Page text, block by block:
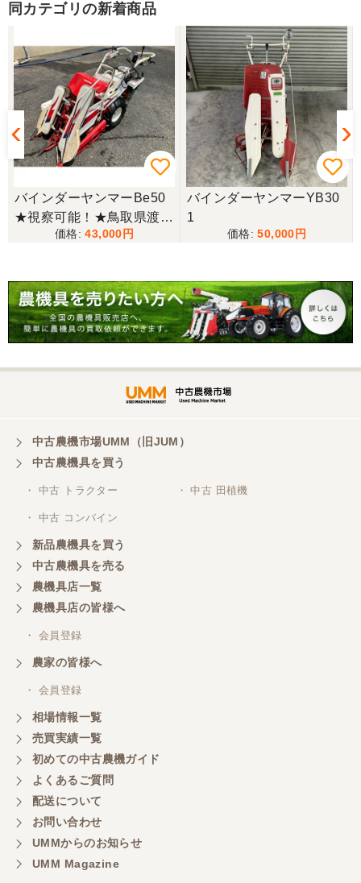
うございました。
山梨県／じん
整備された中古のバインダーを探していて、金額も
だいたい予算内だったのですぐに決めました！ それ
から陸送が可能という所も大きな決め手で、良い買
い物が出来たと非常に満足しております。
山梨県／今井基史
この度は、迅速な対応ありがとうございました。た
だ、メールに記載の配達の受け取りについてタイム
ラグがあり少しとまどいましたので、星をひとつの
山梨県／
迅速丁寧にご対応くださいました。この度はありが
です。
山梨県／井上農場
このたびはお取引ありがとうございました。 梱包も
山梨県／
商談成立の連絡をいたいておりません。
山梨県／中川
このたびは、ありがとうございました。
山梨県／好ちゃん
大変いい商品で草刈り作業で活躍しています
同カテゴリの新着商品
バインダーヤンマーBe50
★視察可能！★鳥取県渡し
ヤンマー バインダー Be50
し【P11462446】
43,000
バインダーヤンマーYB30
1
50,000
中古農機市場UMM（旧JUM）
中古農機具を買う
・ 中古 トラクター ・ 中古 田植機
・ 中古 コンバイン
新品農機具を買う
中古農機具を売る
農機具店一覧
農機具店の皆様へ
・ 会員登録
農家の皆様へ
・ 会員登録
相場情報一覧
売買実績一覧
初めての中古農機ガイド
よくあるご質問
配送について
お問い合わせ
UMMからのお知らせ
UMM Magazine